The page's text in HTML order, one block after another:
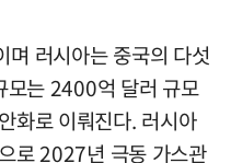
며 러시아는 중국의 다섯
모는 2400억 달러 규모
화로 이뤄진다. 러시아
로 2027년 극동 가스관